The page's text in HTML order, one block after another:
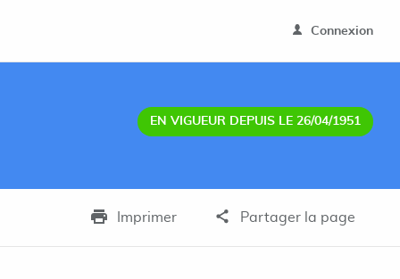
Connexion
EN VIGUEUR DEPUIS LE 26/04/1951
Imprimer Partager la page